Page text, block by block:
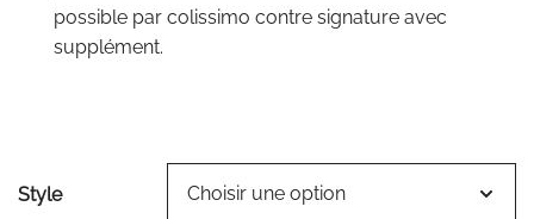
possible par colissimo contre signature avec
supplément.
Style